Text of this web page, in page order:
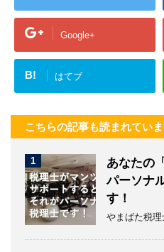
Google+
B! はてブ
こちらの記事も読まれてい
1
あなたの
パーソナ
す！
やまばた税理